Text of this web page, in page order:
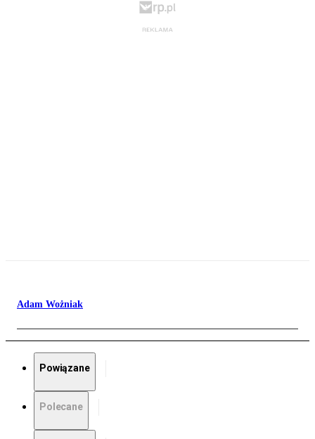
Adam Wożniak
Powiązane
Polecane